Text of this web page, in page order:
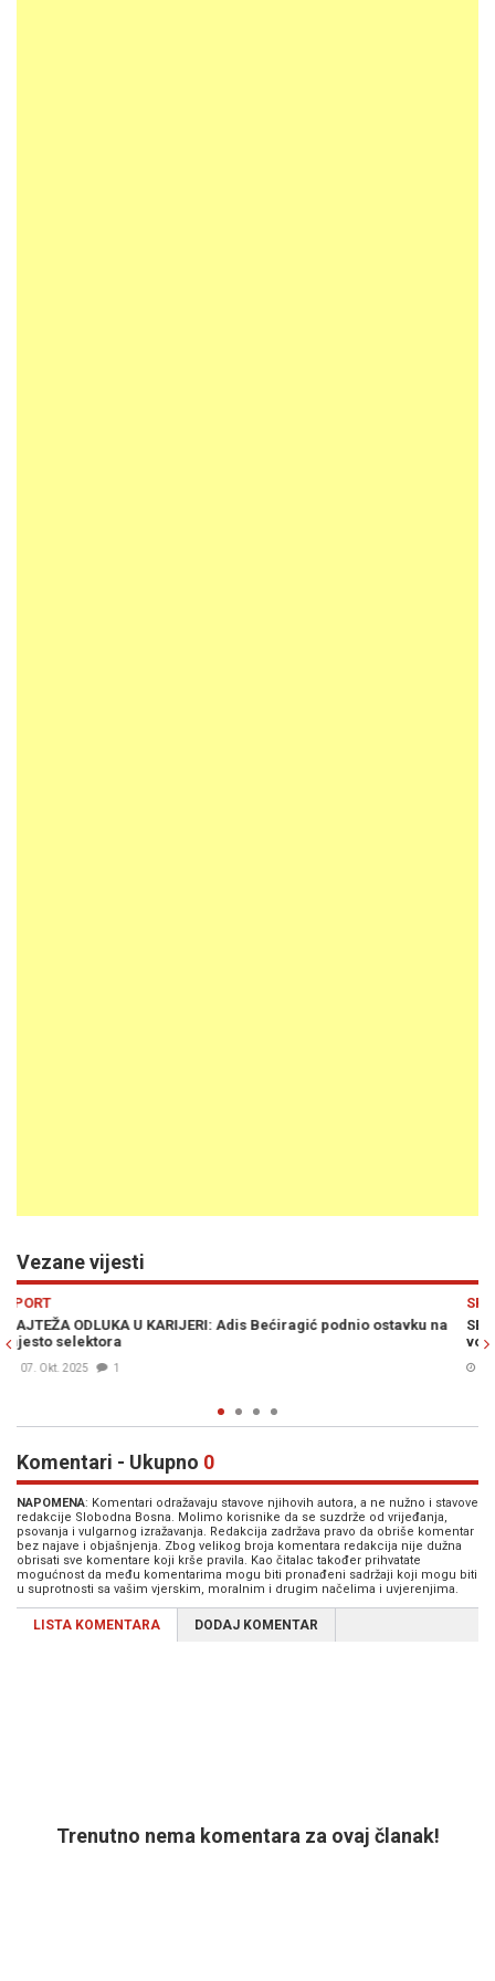
Vezane vijesti
na
SELEKTOR BEĆIRAGIĆ NAKON POLJSKE: "Tri su razloga
volim lagati..."
07. Sep. 2025
Komentari - Ukupno 0
NAPOMENA: Komentari odražavaju stavove njihovih autora, a ne nužno i stavove
redakcije Slobodna Bosna. Molimo korisnike da se suzdrže od vrijeđanja,
psovanja i vulgarnog izražavanja. Redakcija zadržava pravo da obriše komentar
bez najave i objašnjenja. Zbog velikog broja komentara redakcija nije dužna
obrisati sve komentare koji krše pravila. Kao čitalac također prihvatate
mogućnost da među komentarima mogu biti pronađeni sadržaji koji mogu biti
u suprotnosti sa vašim vjerskim, moralnim i drugim načelima i uvjerenjima.
LISTA KOMENTARA DODAJ KOMENTAR
Trenutno nema komentara za ovaj članak!